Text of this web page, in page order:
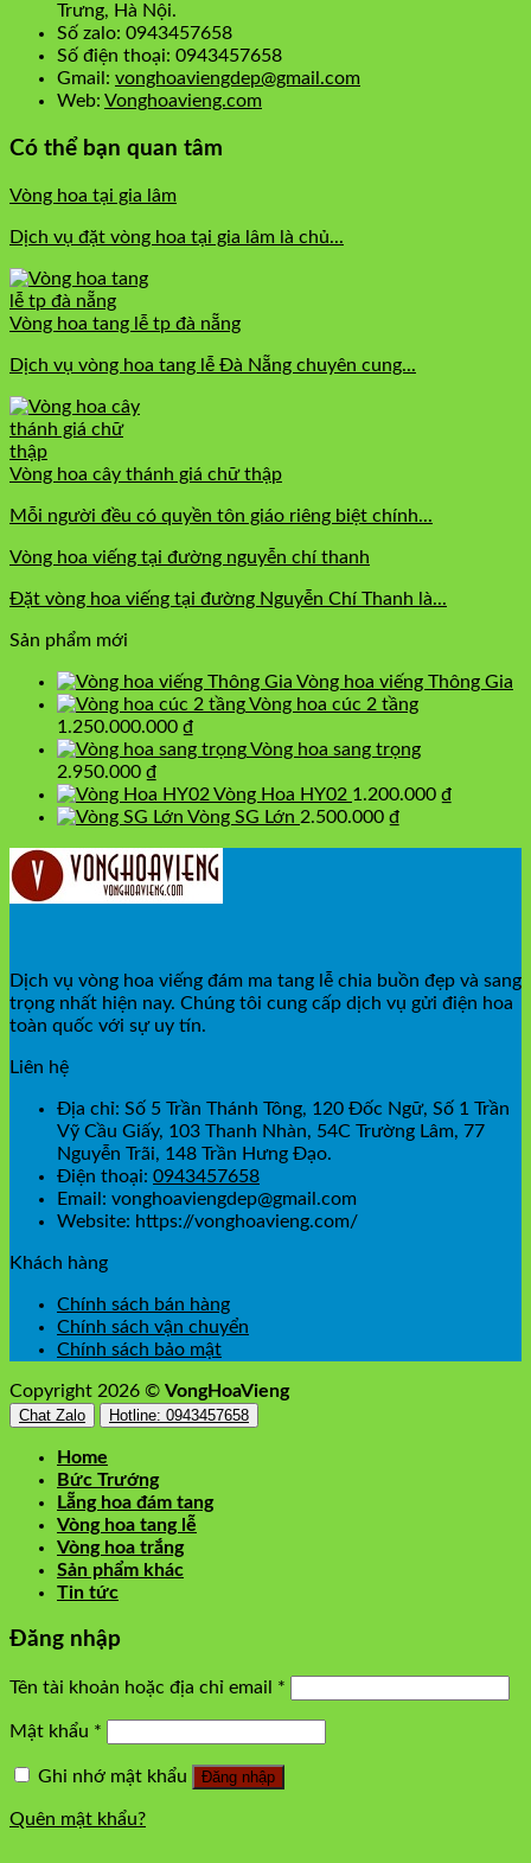
Trưng, Hà Nội.
Số zalo: 0943457658
Số điện thoại: 0943457658
Gmail: vonghoaviengdep@gmail.com
Web: Vonghoavieng.com
Có thể bạn quan tâm
Vòng hoa tại gia lâm
Dịch vụ đặt vòng hoa tại gia lâm là chủ...
Vòng hoa tang lễ tp đà nẵng
Dịch vụ vòng hoa tang lễ Đà Nẵng chuyên cung...
Vòng hoa cây thánh giá chữ thập
Mỗi người đều có quyền tôn giáo riêng biệt chính...
Vòng hoa viếng tại đường nguyễn chí thanh
Đặt vòng hoa viếng tại đường Nguyễn Chí Thanh là...
Sản phẩm mới
Vòng hoa viếng Thông Gia
Vòng hoa cúc 2 tầng
1.250.000.000 ₫
Vòng hoa sang trọng
2.950.000 ₫
Vòng Hoa HY02 1.200.000 ₫
Vòng SG Lớn 2.500.000 ₫
Dịch vụ vòng hoa viếng đám ma tang lễ chia buồn đẹp và sang
trọng nhất hiện nay. Chúng tôi cung cấp dịch vụ gửi điện hoa
toàn quốc với sự uy tín.
Liên hệ
Địa chỉ: Số 5 Trần Thánh Tông, 120 Đốc Ngữ, Số 1 Trần
Vỹ Cầu Giấy, 103 Thanh Nhàn, 54C Trường Lâm, 77
Nguyễn Trãi, 148 Trần Hưng Đạo.
Điện thoại: 0943457658
Email: vonghoaviengdep@gmail.com
Website: https://vonghoavieng.com/
Khách hàng
Chính sách bán hàng
Chính sách vận chuyển
Chính sách bảo mật
Copyright 2026 © VongHoaVieng
Chat Zalo Hotline: 0943457658
Home
Bức Trướng
Lẵng hoa đám tang
Vòng hoa tang lễ
Vòng hoa trắng
Sản phẩm khác
Tin tức
Đăng nhập
Tên tài khoản hoặc địa chỉ email *
Mật khẩu *
Ghi nhớ mật khẩu Đăng nhập
Quên mật khẩu?